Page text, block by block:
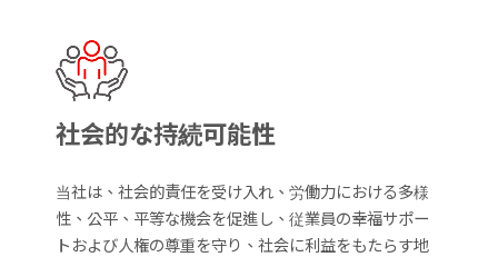
社会的な持続可能性
当社は、社会的責任を受け入れ、労働力における多様
性、公平、平等な機会を促進し、従業員の幸福サポー
トおよび人権の尊重を守り、社会に利益をもたらす地